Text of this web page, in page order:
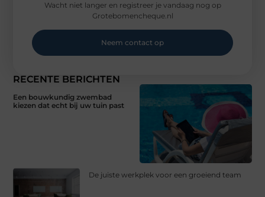
RECENTE BERICHTEN
Een bouwkundig zwembad
kiezen dat echt bij uw tuin past
De juiste werkplek voor een groeiend team
Wacht niet langer en registreer je vandaag nog op
Grotebomencheque.nl
Neem contact op